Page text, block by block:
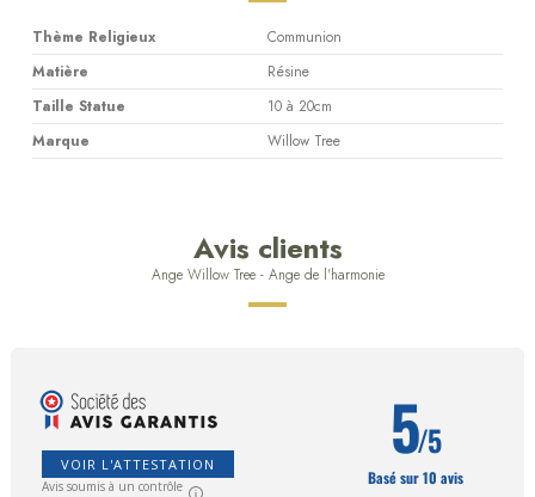
Thème Religieux
Communion
Matière
Résine
Taille Statue
10 à 20cm
Marque
Willow Tree
Avis clients
Ange Willow Tree - Ange de l'harmonie
VOIR L'ATTESTATION
Avis soumis à un contrôle
5/5
Basé sur 10 avis